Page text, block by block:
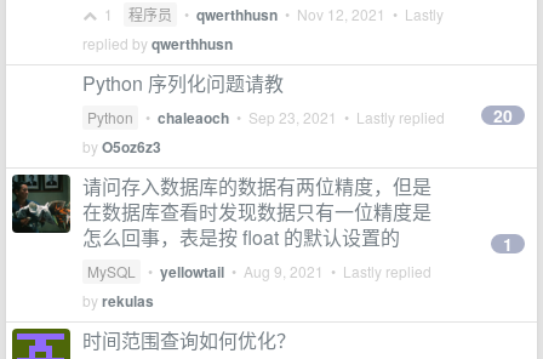
1 程序员 • qwerthhusn • Nov 12, 2021 • Lastly
replied byqwerthhusn
Python 序列化问题请教
Python • chaleaoch • Sep 23, 2021 • Lastly replied
byO5oz6z3
20
请问存入数据库的数据有两位精度，但是
在数据库查看时发现数据只有一位精度是
怎么回事，表是按 float 的默认设置的
MySQL • yellowtail • Aug 9, 2021 • Lastly replied
byrekulas
1
时间范围查询如何优化？